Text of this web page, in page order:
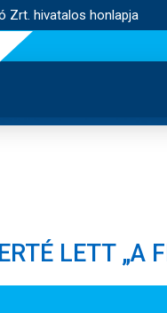
Zrt. hivatalos honlapja
LETT „A